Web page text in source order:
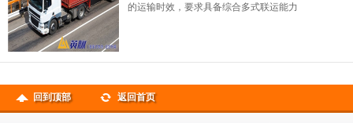
的运输时效，要求具备综合多式联运能力
回到顶部 返回首页